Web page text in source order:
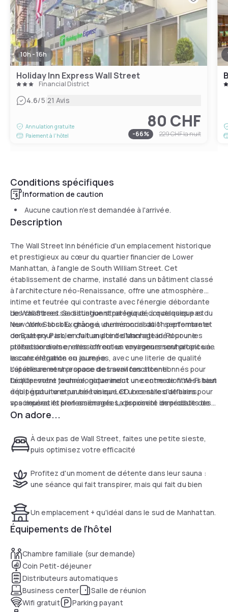
10h - 16h
Holiday Inn Express Wall Street
Financial District
4.6/5|21 Avis
Annulation gratuite
Paiement à l'hôtel
80 CHF
-66% 229 CHFla nuit
Conditions spécifiques
Information de caution
Aucune caution n'est demandée à l'arrivée.
Description
The Wall Street Inn bénéficie d'un emplacement historique
et prestigieux au cœur du quartier financier de Lower
Manhattan, à l'angle de South William Street. Cet
établissement de charme, installé dans un bâtiment classé
à l'architecture néo-Renaissance, offre une atmosphère
intime et feutrée qui contraste avec l'énergie débordante
de Wall Street. Sa situation stratégique, à quelques pas du
New York Stock Exchange, du mémorial du 11 septembre et
de Battery Park, en fait un point d'ancrage idéal pour les
professionnels en mission ou les voyageurs souhaitant une
escale élégante en journée.
Les chambres se distinguent par leur décor classique et
leur calme absolu, grâce à une insonorisation performante
conçue pour isoler du tumulte de Manhattan. Pour une
utilisation diurne, elles offrent un environnement propice à
la concentration ou au repos, avec une literie de qualité
supérieure et un espace de travail fonctionnel.
L'équipement technologique inclut une connexion Wi-Fi haut
débit gratuite et un téléviseur LCD. Les salles de bains,
spacieuses et bien aménagées, disposent de produits de
soin de qualité et d'un linge de maison moelleux pour une
L'établissement propose des services attentionnés pour
faciliter votre journée, notamment un centre de fitness bien
équipé pour une pause tonique et un centre d'affaires pour
vos impératifs professionnels. La proximité immédiate des
lignes de métro (2, 3, 4, 5, J et Z) permet de rejoindre
hôtel une solution logistique parfaite. Avec son ambiance de
club privé et son accueil personnalisé, The Wall Street Inn
une expérience résidentielle authentique au centre de la
finance mondiale.
On adore...
À deux pas de Wall Street, faites une petite sieste,
puis optimisez votre efficacité
Profitez d'un moment de détente dans leur sauna :
une séance qui fait transpirer, mais qui fait du bien
Un emplacement + qu'idéal dans le sud de Manhattan.
Équipements de l'hôtel
Chambre familiale (sur demande)
Coin Petit-déjeuner
Distributeurs automatiques
Business center
Salle de réunion
Wifi gratuit
Parking payant